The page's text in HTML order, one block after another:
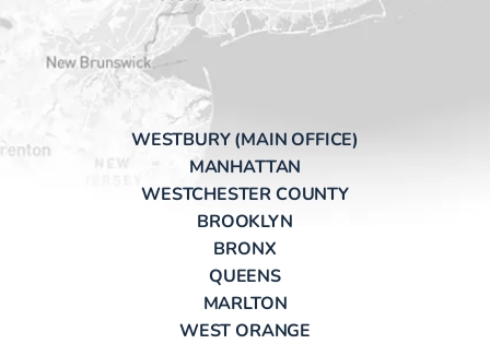
WESTBURY (MAIN OFFICE)
MANHATTAN
WESTCHESTER COUNTY
BROOKLYN
BRONX
QUEENS
MARLTON
WEST ORANGE